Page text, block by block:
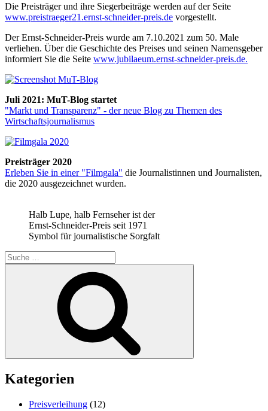
Die Preisträger und ihre Siegerbeiträge werden auf der Seite
www.preistraeger21.ernst-schneider-preis.de vorgestellt.
Der Ernst-Schneider-Preis wurde am 7.10.2021 zum 50. Male
verliehen. Über die Geschichte des Preises und seinen Namensgeber
informiert Sie die Seite www.jubilaeum.ernst-schneider-preis.de.
Juli 2021: MuT-Blog startet
"Markt und Transparenz" - der neue Blog zu Themen des
Wirtschaftsjournalismus
Preisträger 2020
Erleben Sie in einer "Filmgala" die Journalistinnen und Journalisten,
die 2020 ausgezeichnet wurden.
Halb Lupe, halb Fernseher ist der
Ernst-Schneider-Preis seit 1971
Symbol für journalistische Sorgfalt
Suche
nach:
Kategorien
Preisverleihung (12)